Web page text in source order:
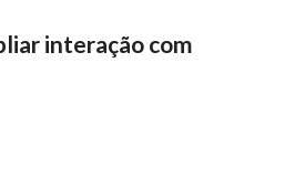
interação com